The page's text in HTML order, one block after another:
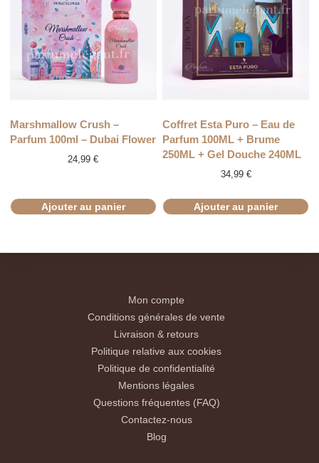
Marshmallow Crush –
Parfum 100ml – Dubai Flower
24,99€
Ajouter au panier
Coffret Esta Puro – Eau de
Parfum 100ML + Brume
250ML + Gel Douche 240ML
34,99 €
Ajouter au panier
Mon compte
Conditions générales de vente
Livraison & retours
Politique relative aux cookies
Politique de confidentialité
Mentions légales
Questions fréquentes (FAQ)
Contactez-nous
Blog